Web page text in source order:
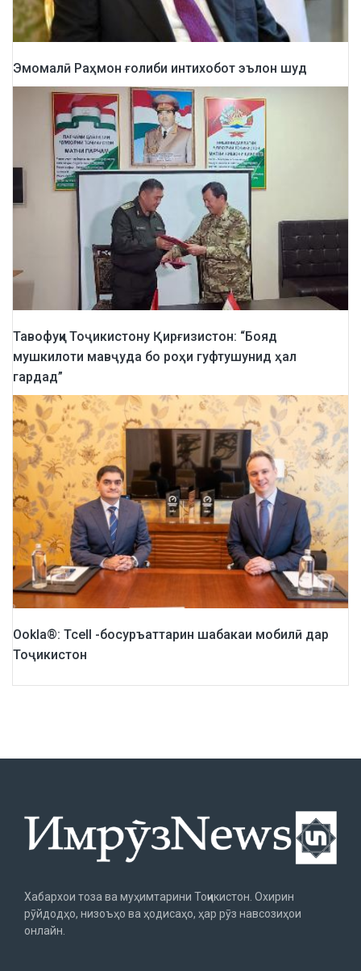
Эмомалӣ Раҳмон ғолиби интихобот эълон шуд
Тавофуқи Тоҷикистону Қирғизистон: “Бояд
мушкилоти мавҷуда бо роҳи гуфтушунид ҳал
гардад”
Ookla®: Tcell -босуръаттарин шабакаи мобилӣ дар
Тоҷикистон
Хабархои тоза ва муҳимтарини Тоҷикистон. Охирин
рӯйдодҳо, низоъҳо ва ҳодисаҳо, ҳар рӯз навсозиҳои
онлайн.